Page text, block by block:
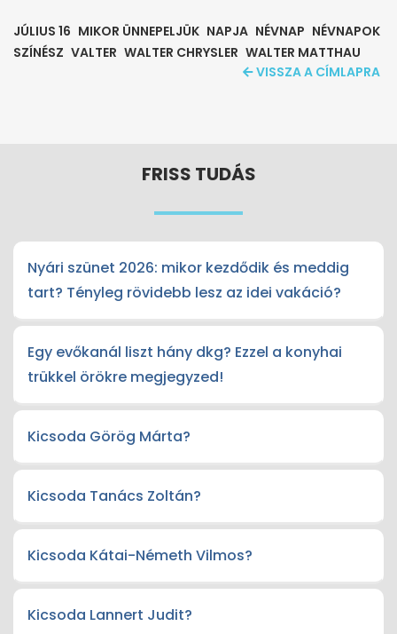
JÚLIUS 16 MIKOR ÜNNEPELJÜK NAPJA NÉVNAP NÉVNAPOK
SZÍNÉSZ VALTER WALTER CHRYSLER WALTER MATTHAU
VISSZA A CÍMLAPRA
FRISS TUDÁS
Nyári szünet 2026: mikor kezdődik és meddig
tart? Tényleg rövidebb lesz az idei vakáció?
Egy evőkanál liszt hány dkg? Ezzel a konyhai
trükkel örökre megjegyzed!
Kicsoda Görög Márta?
Kicsoda Tanács Zoltán?
Kicsoda Kátai-Németh Vilmos?
Kicsoda Lannert Judit?